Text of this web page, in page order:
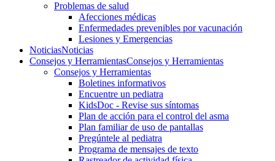
Problemas de salud
Afecciones médicas
Enfermedades prevenibles por vacunación
Lesiones y Emergencias
NoticiasNoticias
Consejos y HerramientasConsejos y Herramientas
Consejos y Herramientas
Boletines informativos
Encuentre un pediatra
KidsDoc - Revise sus síntomas
Plan de acción para el control del asma
Plan familiar de uso de pantallas
Pregúntele al pediatra
Programa de mensajes de texto